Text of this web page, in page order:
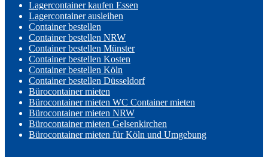
Lagercontainer kaufen Essen
Lagercontainer ausleihen
Container bestellen
Container bestellen NRW
Container bestellen Münster
Container bestellen Kosten
Container bestellen Köln
Container bestellen Düsseldorf
Bürocontainer mieten
Bürocontainer mieten WC Container mieten
Bürocontainer mieten NRW
Bürocontainer mieten Gelsenkirchen
Bürocontainer mieten für Köln und Umgebung